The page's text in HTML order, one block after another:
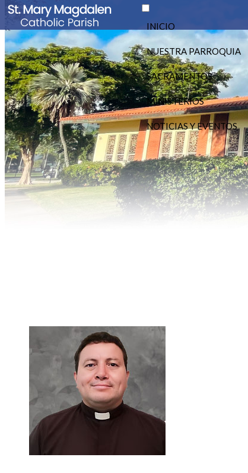
INICIO
NUESTRA PARROQUIA
SACRAMENTOS
MINISTERIOS
NOTICIAS Y EVENTOS